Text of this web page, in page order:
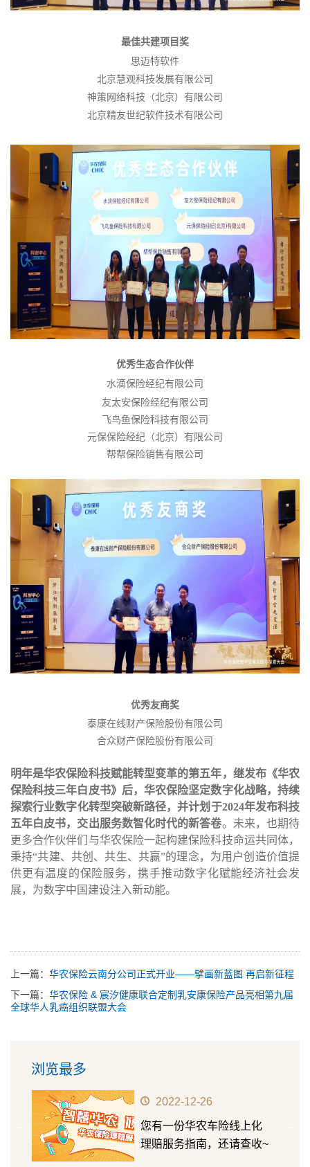
最佳共建项目奖
思迈特软件
北京慧观科技发展有限公司
神策网络科技（北京）有限公司
北京精友世纪软件技术有限公司
优秀生态合作伙伴
水滴保险经纪有限公司
友太安保险经纪有限公司
飞鸟鱼保险科技有限公司
元保保险经纪（北京）有限公司
帮帮保险销售有限公司
优秀友商奖
泰康在线财产保险股份有限公司
合众财产保险股份有限公司
明年是华农保险科技赋能转型变革的第五年，继发布《华农
保险科技三年白皮书》后，华农保险坚定数字化战略，持续
探索行业数字化转型突破新路径，并计划于2024年发布科技
五年白皮书，交出服务数智化时代的新答卷。未来，也期待
更多合作伙伴们与华农保险一起构建保险科技命运共同体，
秉持“共建、共创、共生、共赢”的理念，为用户创造价值提
供更有温度的保险服务，携手推动数字化赋能经济社会发
展，为数字中国建设注入新动能。
上一篇： 华农保险云南分公司正式开业——擘画新蓝图 再启新征程
下一篇： 华农保险 & 宸汐健康联合定制乳安康保险产品亮相第九届
全球华人乳癌组织联盟大会
浏览最多
2022-12-26
您有一份华农车险线上化
理赔服务指南，还请查收~